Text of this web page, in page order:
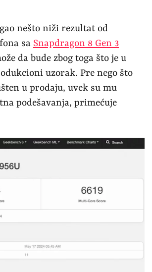
nešto niži rezultat od
sa Snapdragon 8 Gen 3
da bude zbog toga što je u
uzorak. Pre nego što
u prodaju, uvek su mu
podešavanja, primećuje